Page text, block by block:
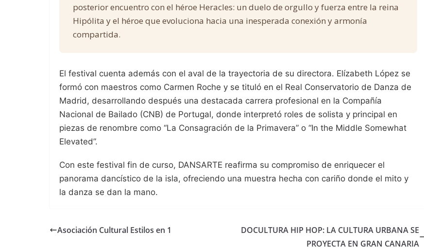
posterior encuentro con el héroe Heracles: un duelo de orgullo y fuerza entre la reina
Hipólita y el héroe que evoluciona hacia una inesperada conexión y armonía
compartida.
El festival cuenta además con el aval de la trayectoria de su directora. Elízabeth López se
formó con maestros como Carmen Roche y se tituló en el Real Conservatorio de Danza de
Madrid, desarrollando después una destacada carrera profesional en la Compañía
Nacional de Bailado (CNB) de Portugal, donde interpretó roles de solista y principal en
piezas de renombre como “La Consagración de la Primavera” o “In the Middle Somewhat
Elevated”.
Con este festival fin de curso, DANSARTE reafirma su compromiso de enriquecer el
panorama dancístico de la isla, ofreciendo una muestra hecha con cariño donde el mito y
la danza se dan la mano.
Asociación Cultural Estilos en 1
DOCULTURA HIP HOP: LA CULTURA URBANA SE
PROYECTA EN GRAN CANARIA